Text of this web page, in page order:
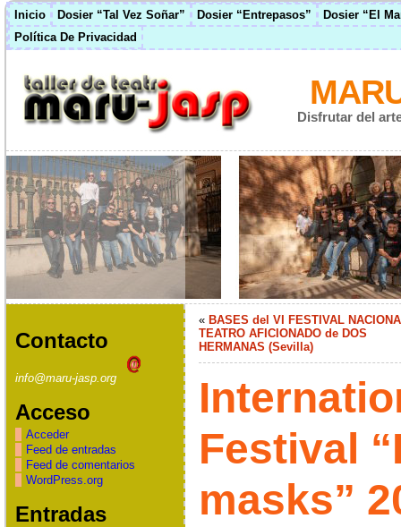
Inicio Dosier “Tal Vez Soñar” Dosier “Entrepasos”
Dosier “El
Política De Privacidad
Disfrutar del
Contacto
info@maru-jasp.org
Acceso
Acceder
Feed de entradas
Feed de comentarios
WordPress.org
Entradas
« BASES del VI FESTIVAL
TEATRO AFICIONADO de DOS
HERMANAS (Sevilla)
Festival
masks”